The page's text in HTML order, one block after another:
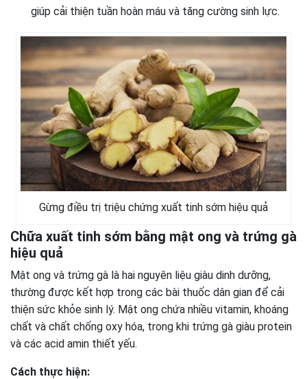
giúp cải thiện tuần hoàn máu và tăng cường sinh lực.
Gừng điều trị triệu chứng xuất tinh sớm hiệu quả
Chữa xuất tinh sớm bằng mật ong và trứng gà
hiệu quả
Mật ong và trứng gà là hai nguyên liệu giàu dinh dưỡng,
thường được kết hợp trong các bài thuốc dân gian để cải
thiện sức khỏe sinh lý. Mật ong chứa nhiều vitamin, khoáng
chất và chất chống oxy hóa, trong khi trứng gà giàu protein
và các acid amin thiết yếu.
Cách thực hiện: